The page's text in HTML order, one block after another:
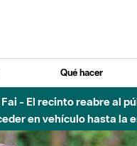
Qué hacer
- El recinto reabre al
en vehículo hasta